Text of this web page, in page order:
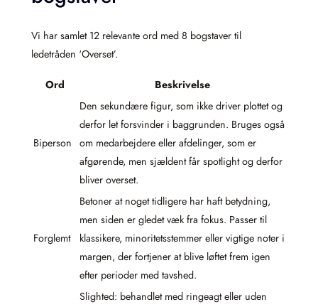
Vi har samlet 12 relevante ord med 8 bogstaver til
ledetråden ‘Overset’.
Ord Beskrivelse
Biperson
Den sekundære figur, som ikke driver plottet og
derfor let forsvinder i baggrunden. Bruges også
om medarbejdere eller afdelinger, som er
afgørende, men sjældent får spotlight og derfor
bliver overset.
Forglemt
Betoner at noget tidligere har haft betydning,
men siden er gledet væk fra fokus. Passer til
klassikere, minoritetsstemmer eller vigtige noter i
margen, der fortjener at blive løftet frem igen
efter perioder med tavshed.
Slighted: behandlet med ringeagt eller uden